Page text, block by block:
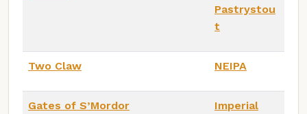
Pastrystou
t
Two Claw NEIPA
Gates of S’Mordor
Imperial